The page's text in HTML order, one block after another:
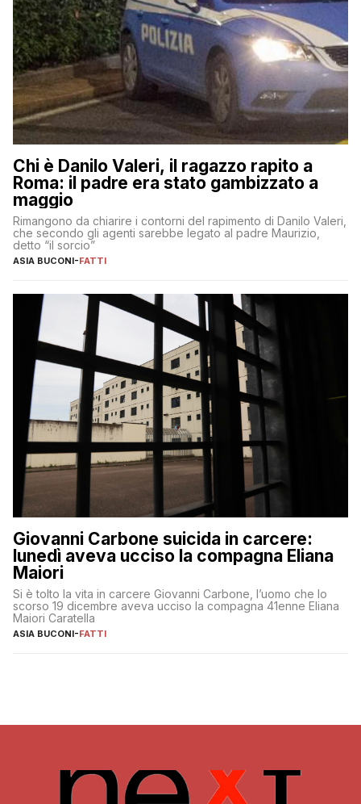
Chi è Danilo Valeri, il ragazzo rapito a
Roma: il padre era stato gambizzato a
maggio
Rimangono da chiarire i contorni del rapimento di Danilo Valeri,
che secondo gli agenti sarebbe legato al padre Maurizio,
detto “il sorcio”
ASIA BUCONI-FATTI
Giovanni Carbone suicida in carcere:
lunedì aveva ucciso la compagna Eliana
Maiori
Si è tolto la vita in carcere Giovanni Carbone, l’uomo che lo
scorso 19 dicembre aveva ucciso la compagna 41enne Eliana
Maiori Caratella
ASIA BUCONI-FATTI